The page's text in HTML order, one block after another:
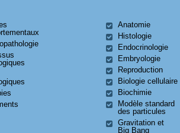
Anatomie
Histologie
Endocrinologie
Embryologie
Reproduction
Biologie cellulaire
Biochimie
Modèle standard
des particules
Gravitation et
Big Bang